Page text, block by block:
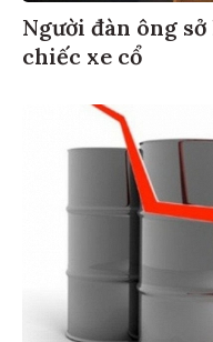
Người đàn ông
chiếc xe cổ